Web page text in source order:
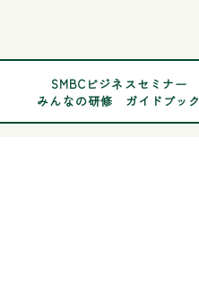
SMBCビジネスセミナー
みんなの研修 ガイドブック